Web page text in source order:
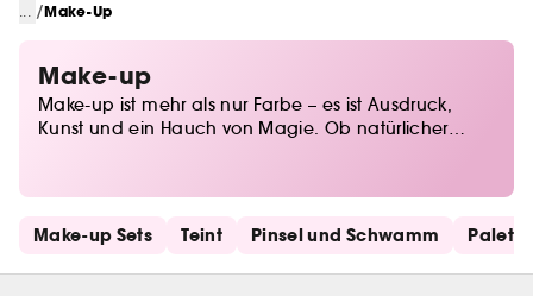
... /Make-Up
Make-up
Make-up ist mehr als nur Farbe – es ist Ausdruck,
Kunst und ein Hauch von Magie. Ob natürlicher
setzen. Von Foundations für den perfekten Teint über
ausdrucksstarkes Augen-Make-up bis hin zu
Lidschatten in allen Nuancen – entdecke die
neuesten Trends und zeitlose Klassiker. Lass deiner
Schnelllinks überspringen
Make-up Sets Teint Pinsel und Schwamm